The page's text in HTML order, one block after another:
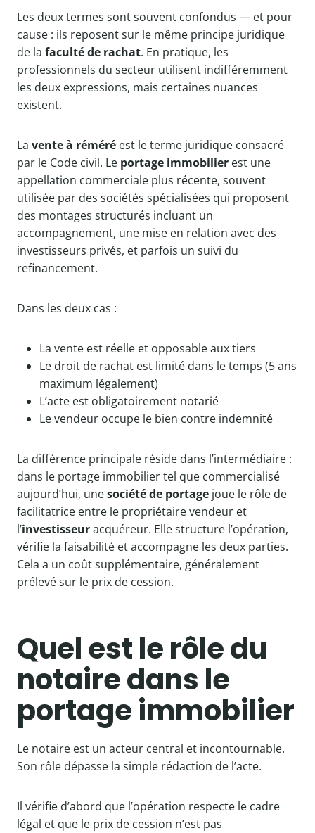
Les deux termes sont souvent confondus — et pour
cause : ils reposent sur le même principe juridique
de la faculté de rachat. En pratique, les
professionnels du secteur utilisent indifféremment
les deux expressions, mais certaines nuances
existent.
La vente à réméré est le terme juridique consacré
par le Code civil. Le portage immobilier est une
appellation commerciale plus récente, souvent
utilisée par des sociétés spécialisées qui proposent
des montages structurés incluant un
accompagnement, une mise en relation avec des
investisseurs privés, et parfois un suivi du
refinancement.
Dans les deux cas :
La vente est réelle et opposable aux tiers
Le droit de rachat est limité dans le temps (5 ans
maximum légalement)
L’acte est obligatoirement notarié
Le vendeur occupe le bien contre indemnité
La différence principale réside dans l’intermédiaire :
dans le portage immobilier tel que commercialisé
aujourd’hui, unesociété de portage joue le rôle de
facilitatrice entre le propriétaire vendeur et
l’investisseuracquéreur. Elle structure l’opération,
vérifie la faisabilité et accompagne les deux parties.
Cela a un coût supplémentaire, généralement
prélevé sur le prix de cession.
Quel est le rôle du
notaire dans le
portage immobilier
Le notaire est un acteur central et incontournable.
Son rôle dépasse la simple rédaction de l’acte.
Il vérifie d’abord que l’opération respecte le cadre
légal et que le prix de cession n’est pas